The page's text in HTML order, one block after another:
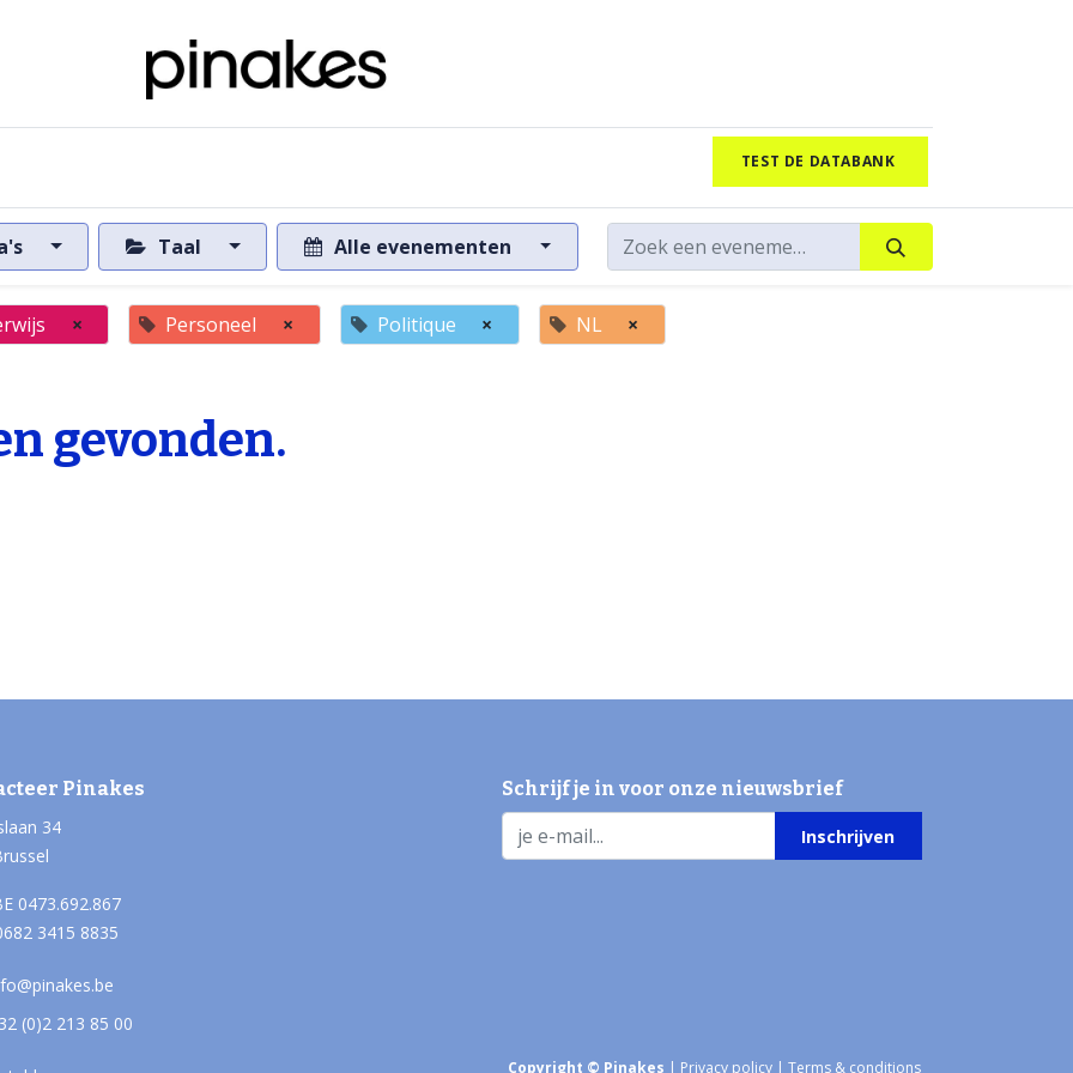
TEST DE DATABANK
Taal Alle evenementen
× Personeel × Politique × NL ×
gevonden.
Pinakes
34
0473.692.867
3415 8835
(0)2 213 85 00
Schrijf je in voor onze nieuwsbrief
Inschrijven
Copyright © Pinakes | Privacy policy | Terms & conditions